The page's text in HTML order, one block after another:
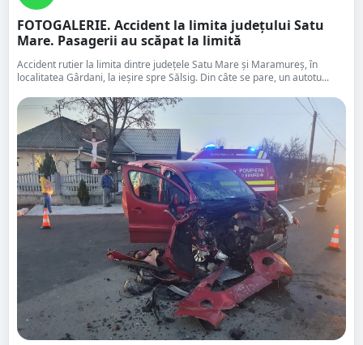
FOTOGALERIE. Accident la limita județului Satu
Mare. Pasagerii au scăpat la limită
Accident rutier la limita dintre județele Satu Mare și Maramureș, în
localitatea Gârdani, la ieșire spre Sălsig. Din câte se pare, un autotu...